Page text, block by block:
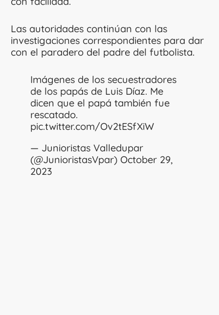
Las autoridades continúan con las
investigaciones correspondientes para dar
con el paradero del padre del futbolista.
Imágenes de los secuestradores
de los papás de Luis Díaz. Me
dicen que el papá también fue
rescatado.
pic.twitter.com/Ov2tESfXiW
— Junioristas Valledupar
(@JunioristasVpar) October 29,
2023